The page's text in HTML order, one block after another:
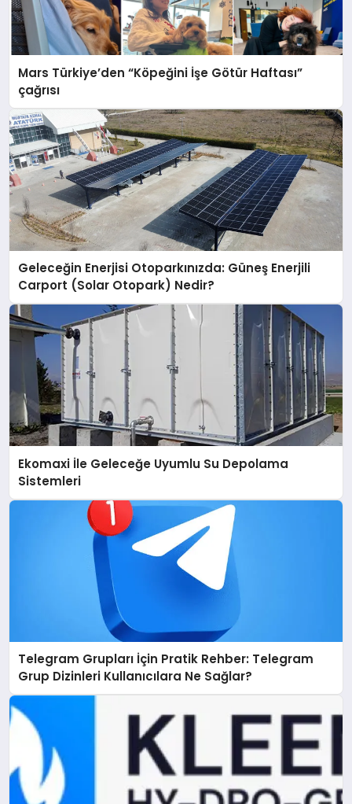
Mars Türkiye’den “Köpeğini İşe Götür Haftası”
çağrısı
Geleceğin Enerjisi Otoparkınızda: Güneş Enerjili
Carport (Solar Otopark) Nedir?
Ekomaxi İle Geleceğe Uyumlu Su Depolama
Sistemleri
Telegram Grupları İçin Pratik Rehber: Telegram
Grup Dizinleri Kullanıcılara Ne Sağlar?